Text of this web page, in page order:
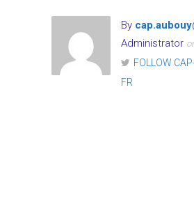
By
Administrator
FOLLOW
FR